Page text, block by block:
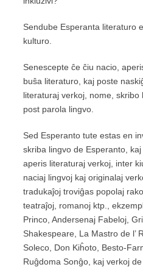
Sendube Esperanta literaturo
kulturo.
Senescepte ĉe ĉiu nacio,
buŝa literaturo, kaj poste
literaturaj verkoj, nome,
post parola lingvo.
Sed Esperanto tute estas en
skriba lingvo de Esperanto,
aperis literaturaj verkoj, inter
naciaj lingvoj kaj originalaj
tradukaĵoj troviĝas popolaj
teatraĵoj, romanoj ktp.,
Princo, Andersenaj Fabeloj,
Shakespeare, La Mastro de l’
Soleco, Don Kiĥoto, Besto-
Ruĝdoma Sonĝo, kaj verkoj